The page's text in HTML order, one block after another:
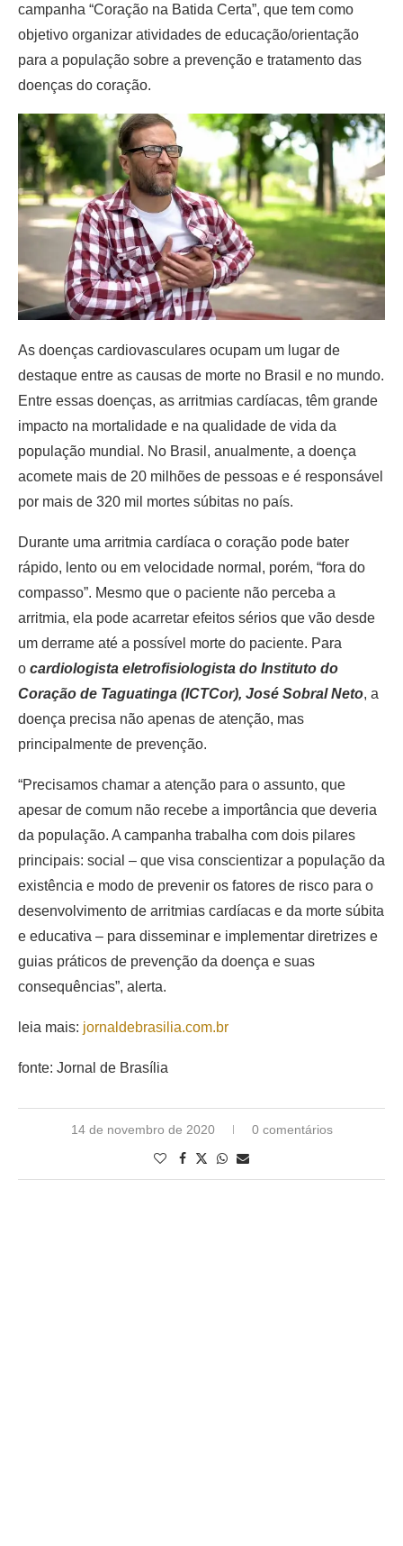
campanha “Coração na Batida Certa”, que tem como
objetivo organizar atividades de educação/orientação
para a população sobre a prevenção e tratamento das
doenças do coração.
As doenças cardiovasculares ocupam um lugar de
destaque entre as causas de morte no Brasil e no mundo.
Entre essas doenças, as arritmias cardíacas, têm grande
impacto na mortalidade e na qualidade de vida da
população mundial. No Brasil, anualmente, a doença
acomete mais de 20 milhões de pessoas e é responsável
por mais de 320 mil mortes súbitas no país.
Durante uma arritmia cardíaca o coração pode bater
rápido, lento ou em velocidade normal, porém, “fora do
compasso”. Mesmo que o paciente não perceba a
arritmia, ela pode acarretar efeitos sérios que vão desde
um derrame até a possível morte do paciente. Para
o cardiologista eletrofisiologista do Instituto do
Coração de Taguatinga (ICTCor), José Sobral Neto, a
doença precisa não apenas de atenção, mas
principalmente de prevenção.
“Precisamos chamar a atenção para o assunto, que
apesar de comum não recebe a importância que deveria
da população. A campanha trabalha com dois pilares
principais: social – que visa conscientizar a população da
existência e modo de prevenir os fatores de risco para o
desenvolvimento de arritmias cardíacas e da morte súbita
e educativa – para disseminar e implementar diretrizes e
guias práticos de prevenção da doença e suas
consequências”, alerta.
leia mais: jornaldebrasilia.com.br
fonte: Jornal de Brasília
14 de novembro de 2020 0 comentários